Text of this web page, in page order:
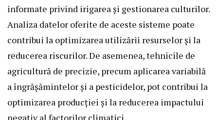
informate privind irigarea și gestionarea culturilor.
Analiza datelor oferite de aceste sisteme poate
contribui la optimizarea utilizării resurselor și la
reducerea riscurilor. De asemenea, tehnicile de
agricultură de precizie, precum aplicarea variabilă
a îngrășămintelor și a pesticidelor, pot contribui la
optimizarea producției și la reducerea impactului